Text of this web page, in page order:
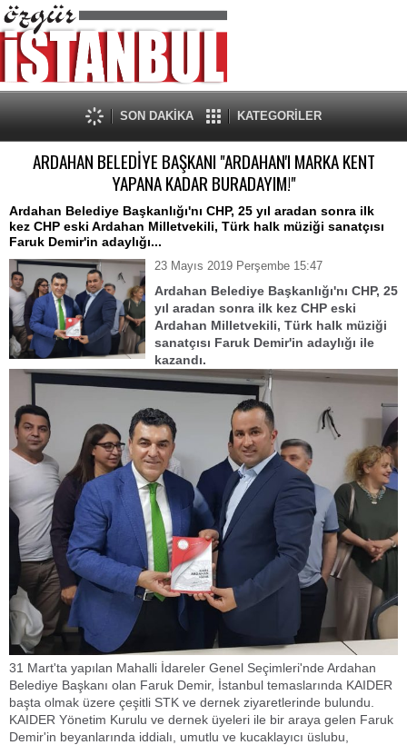
SON DAKİKA KATEGORİLER
ARDAHAN BELEDİYE BAŞKANI "ARDAHAN'I MARKA KENT
YAPANA KADAR BURADAYIM!"
Ardahan Belediye Başkanlığı'nı CHP, 25 yıl aradan sonra ilk
kez CHP eski Ardahan Milletvekili, Türk halk müziği sanatçısı
Faruk Demir'in adaylığı...
23 Mayıs 2019 Perşembe 15:47
Ardahan Belediye Başkanlığı'nı CHP, 25
yıl aradan sonra ilk kez CHP eski
Ardahan Milletvekili, Türk halk müziği
sanatçısı Faruk Demir'in adaylığı ile
kazandı.
31 Mart'ta yapılan Mahalli İdareler Genel Seçimleri'nde Ardahan
Belediye Başkanı olan Faruk Demir, İstanbul temaslarında KAIDER
başta olmak üzere çeşitli STK ve dernek ziyaretlerinde bulundu.
KAIDER Yönetim Kurulu ve dernek üyeleri ile bir araya gelen Faruk
Demir'in beyanlarında iddialı, umutlu ve kucaklayıcı üslubu,